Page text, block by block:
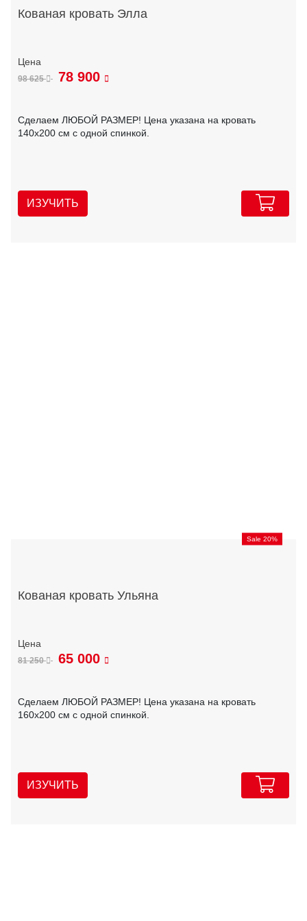
Кованая кровать Элла
98 625 78 900
Сделаем ЛЮБОЙ РАЗМЕР! Цена указана на кровать
140х200 см с одной спинкой.
ИЗУЧИТЬ
Sale 20%
Кованая кровать Ульяна
81 250 65 000
Сделаем ЛЮБОЙ РАЗМЕР! Цена указана на кровать
160х200 см с одной спинкой.
ИЗУЧИТЬ